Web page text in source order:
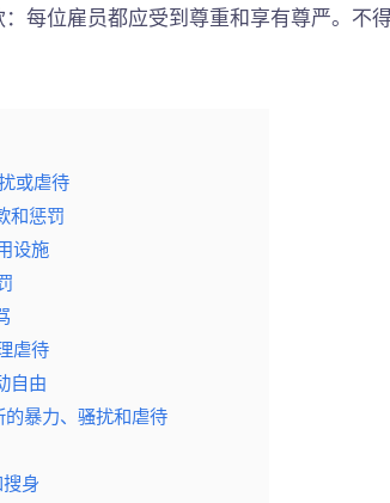
每位雇员都应受到尊重和享有尊严。不
或虐待
和惩罚
设施
虐待
自由
暴力、骚扰和虐待
身